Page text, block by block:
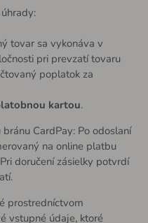
tovar sa vykonáva v
pri prevzatí tovaru
poplatok za
kartou.
CardPay: Po odoslaní
na online platbu
doručení zásielky potvrdí
prostredníctvom
vstupné údaje, ktoré